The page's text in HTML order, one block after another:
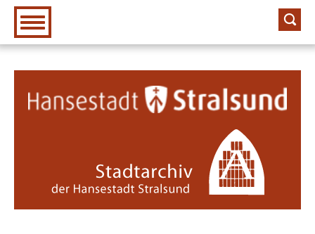
Zur Hauptnavigation
Zum Inhalt